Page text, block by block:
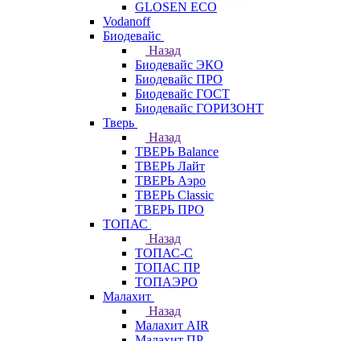
GLOSEN ECO
Vodanoff
Биодевайс
Назад
Биодевайс ЭКО
Биодевайс ПРО
Биодевайс ГОСТ
Биодевайс ГОРИЗОНТ
Тверь
Назад
ТВЕРЬ Balance
ТВЕРЬ Лайт
ТВЕРЬ Аэро
ТВЕРЬ Classic
ТВЕРЬ ПРО
ТОПАС
Назад
ТОПАС-С
ТОПАС ПР
ТОПАЭРО
Малахит
Назад
Малахит AIR